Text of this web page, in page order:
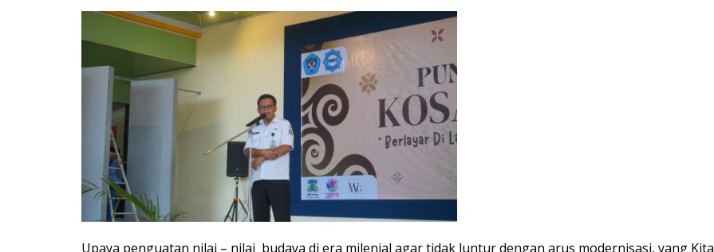
Upaya penguatan nilai – nilai budaya di era milenial agar tidak luntur dengan arus modernisasi, yang Kita